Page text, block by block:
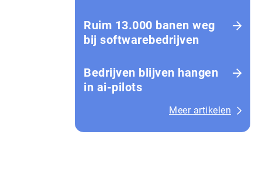
Ruim 13.000 banen weg
bij softwarebedrijven
Bedrijven blijven hangen
in ai-pilots
Meer artikelen